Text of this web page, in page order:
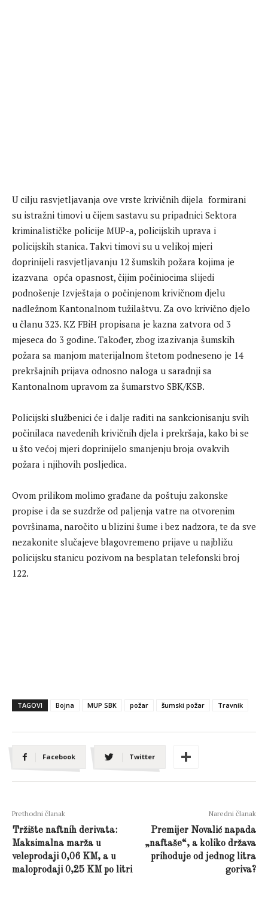
U cilju rasvjetljavanja ove vrste krivičnih dijela formirani
su istražni timovi u čijem sastavu su pripadnici Sektora
kriminalističke policije MUP-a, policijskih uprava i
policijskih stanica. Takvi timovi su u velikoj mjeri
doprinijeli rasvjetljavanju 12 šumskih požara kojima je
izazvana opća opasnost, čijim počiniocima slijedi
podnošenje Izvještaja o počinjenom krivičnom djelu
nadležnom Kantonalnom tužilaštvu. Za ovo krivično djelo
u članu 323. KZ FBiH propisana je kazna zatvora od 3
mjeseca do 3 godine. Također, zbog izazivanja šumskih
požara sa manjom materijalnom štetom podneseno je 14
prekršajnih prijava odnosno naloga u saradnji sa
Kantonalnom upravom za šumarstvo SBK/KSB.
Policijski službenici će i dalje raditi na sankcionisanju svih
počinilaca navedenih krivičnih djela i prekršaja, kako bi se
u što većoj mjeri doprinijelo smanjenju broja ovakvih
požara i njihovih posljedica.
Ovom prilikom molimo građane da poštuju zakonske
propise i da se suzdrže od paljenja vatre na otvorenim
površinama, naročito u blizini šume i bez nadzora, te da sve
nezakonite slučajeve blagovremeno prijave u najbližu
policijsku stanicu pozivom na besplatan telefonski broj
122.
TAGOVI Bojna MUP SBK požar šumski požar Travnik
Facebook Twitter
Prethodni članak
Tržište naftnih derivata:
Maksimalna marža u
veleprodaji 0,06 KM, a u
maloprodaji 0,25 KM po litri
Naredni članak
Premijer Novalić napada
„naftaše“, a koliko država
prihoduje od jednog litra
goriva?